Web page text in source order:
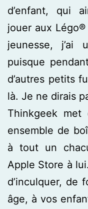
d’enfant, qui
jouer aux
jeunesse, j’ai
puisque
d’autres petits
là. Je ne dirais
Thinkgeek
ensemble de
à tout un
Apple Store à
d’inculquer, de
âge, à vos